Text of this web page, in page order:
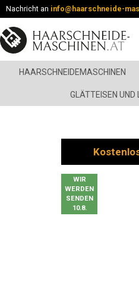
Nachricht an info@haarschneide-
HAARSCHNEIDEMASCHINEN
GLÄTTEISEN UND
WIR
WERDEN
SENDEN
10.8.